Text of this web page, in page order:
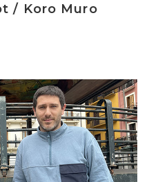
/ Koro Muro